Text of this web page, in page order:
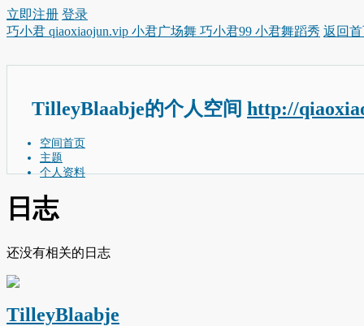
立即注册 登录
巧小君 qiaoxiaojun.vip 小君广场舞 巧小君99 小君舞蹈秀 返回
TilleyBlaabje的个人空间 http://
空间首页
主题
个人资料
日志
还没有相关的日志
TilleyBlaabje